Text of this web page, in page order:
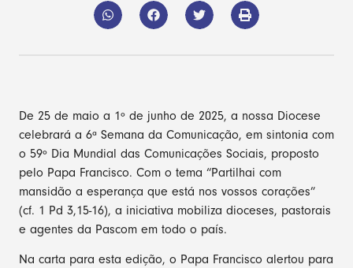
De 25 de maio a 1º de junho de 2025, a nossa Diocese
celebrará a 6ª Semana da Comunicação, em sintonia com
o 59º Dia Mundial das Comunicações Sociais, proposto
pelo Papa Francisco. Com o tema “Partilhai com
mansidão a esperança que está nos vossos corações”
(cf. 1 Pd 3,15-16), a iniciativa mobiliza dioceses, pastorais
e agentes da Pascom em todo o país.
Na carta para esta edição, o Papa Francisco alertou para